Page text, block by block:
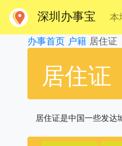
深圳办事宝 本
办事首页 户籍 居住证
居住证
居住证是中国一些发达